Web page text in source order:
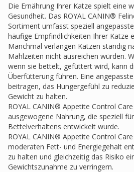
Die Ernährung Ihrer Katze spielt eine
Gesundheit. Das ROYAL CANIN®
Sortiment umfasst speziell
häufige Empfindlichkeiten Ihrer Katze
Manchmal verlangen Katzen ständig
Mahlzeiten nicht ausreichen würden.
wenn sie bettelt, gefüttert wird, kann
Überfütterung führen. Eine
beitragen, das Hungergefühl zu
Gewicht zu halten.
ROYAL CANIN® Appetite Control
ausgewogene Nahrung, die speziell
Bettelverhaltens entwickelt wurde.
ROYAL CANIN® Appetite Control
moderaten Fett- und Energiegehalt
zu halten und gleichzeitig das Risiko
Gewichtszunahme zu verringern.